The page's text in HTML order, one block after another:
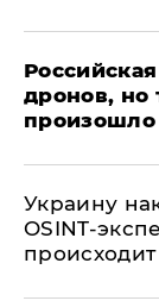
дронов, но
произошло
​Украину
OSINT-
происходит